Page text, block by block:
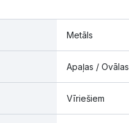
Metāls
Apaļas / Ovālas
Vīriešiem